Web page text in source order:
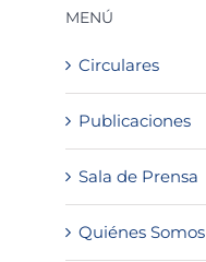
MENÚ
Circulares
Publicaciones
Sala de Prensa
Quiénes Somos